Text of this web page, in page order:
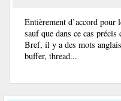
Entièrement d’accord
sauf que dans ce cas
Bref, il y a des mots
buffer, thread...